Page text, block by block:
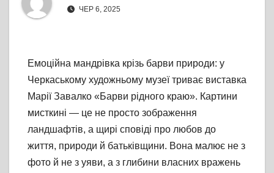
ЧЕР 6, 2025
Емоційна мандрівка крізь барви природи: у
Черкаському художньому музеї триває виставка
Марії Завалко «Барви рідного краю». Картини
мисткині — це не просто зображення
ландшафтів, а щирі сповіді про любов до
життя, природи й батьківщини. Вона малює не з
фото й не з уяви, а з глибини власних вражень